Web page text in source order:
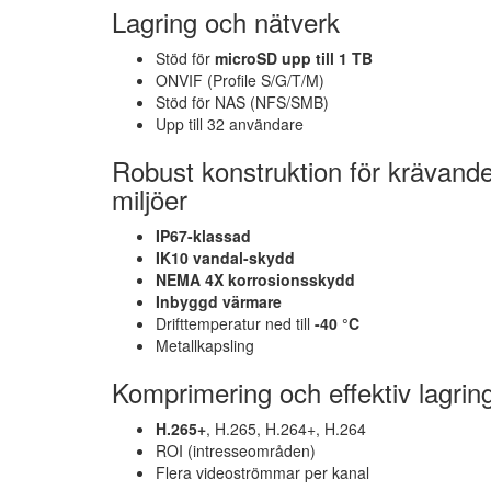
Lagring och nätverk
Stöd för microSD upp till 1 TB
ONVIF (Profile S/G/T/M)
Stöd för NAS (NFS/SMB)
Upp till 32 användare
Robust konstruktion för
miljöer
IP67-klassad
IK10 vandal-skydd
NEMA 4X korrosionsskydd
Inbyggd värmare
Drifttemperatur ned till -40 °C
Metallkapsling
Komprimering och effektiv
H.265+, H.265, H.264+, H.264
ROI (intresseområden)
Flera videoströmmar per kanal